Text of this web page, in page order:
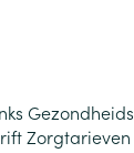
Zorgtarieven